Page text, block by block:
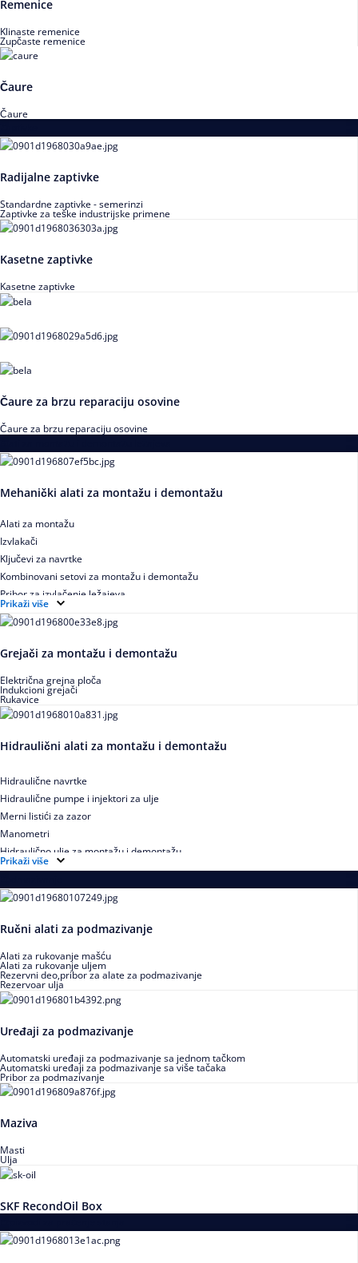
Remenice
Klinaste remenice
Zupčaste remenice
Čaure
Čaure
Radijalne zaptivke
Standardne zaptivke - semerinzi
Zaptivke za teške industrijske primene
Kasetne zaptivke
Kasetne zaptivke
Čaure za brzu reparaciju osovine
Čaure za brzu reparaciju osovine
Mehanički alati za montažu i demontažu
Alati za montažu
Izvlakači
Ključevi za navrtke
Kombinovani setovi za montažu i demontažu
Pribor za izvlačenje ležajeva
Prikaži više
Grejači za montažu i demontažu
Električna grejna ploča
Indukcioni grejači
Rukavice
Hidraulični alati za montažu i demontažu
Hidraulične navrtke
Hidraulične pumpe i injektori za ulje
Merni listići za zazor
Manometri
Hidraulično ulje za montažu i demontažu
Prikaži više
Ručni alati za podmazivanje
Alati za rukovanje mašću
Alati za rukovanje uljem
Rezervni deo,pribor za alate za podmazivanje
Rezervoar ulja
Uređaji za podmazivanje
Automatski uređaji za podmazivanje sa jednom tačkom
Automatski uređaji za podmazivanje sa više tačaka
Pribor za podmazivanje
Maziva
Masti
Ulja
SKF RecondOil Box